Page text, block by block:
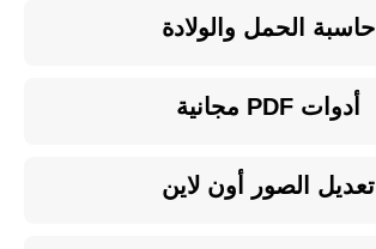
حاسبة الحمل والولادة
أدوات PDF مجانية
تعديل الصور أون لاين